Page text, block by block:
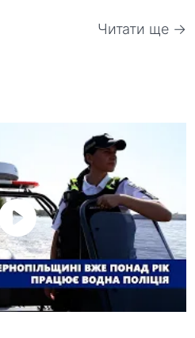
Читати ще →